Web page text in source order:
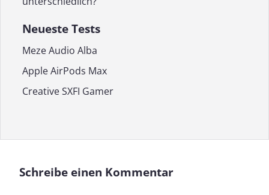
Neueste Tests
Meze Audio Alba
Apple AirPods Max
Creative SXFI Gamer
Schreibe einen Kommentar